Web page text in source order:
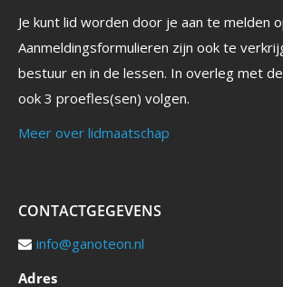
Je kunt lid worden door je aan te melden
Aanmeldingsformulieren zijn ook te
bestuur en in de lessen. In overleg met
ook 3 proefles(sen) volgen.
Meer over lidmaatschap
CONTACTGEGEVENS
info@ganoteon.nl
Adres